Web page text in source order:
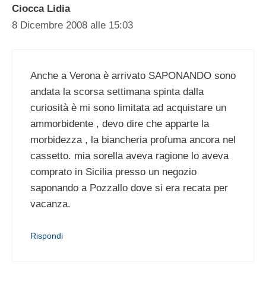
Ciocca Lidia
8 Dicembre 2008 alle 15:03
Anche a Verona è arrivato SAPONANDO sono
andata la scorsa settimana spinta dalla
curiosità è mi sono limitata ad acquistare un
ammorbidente , devo dire che apparte la
morbidezza , la biancheria profuma ancora nel
cassetto. mia sorella aveva ragione lo aveva
comprato in Sicilia presso un negozio
saponando a Pozzallo dove si era recata per
vacanza.
Rispondi